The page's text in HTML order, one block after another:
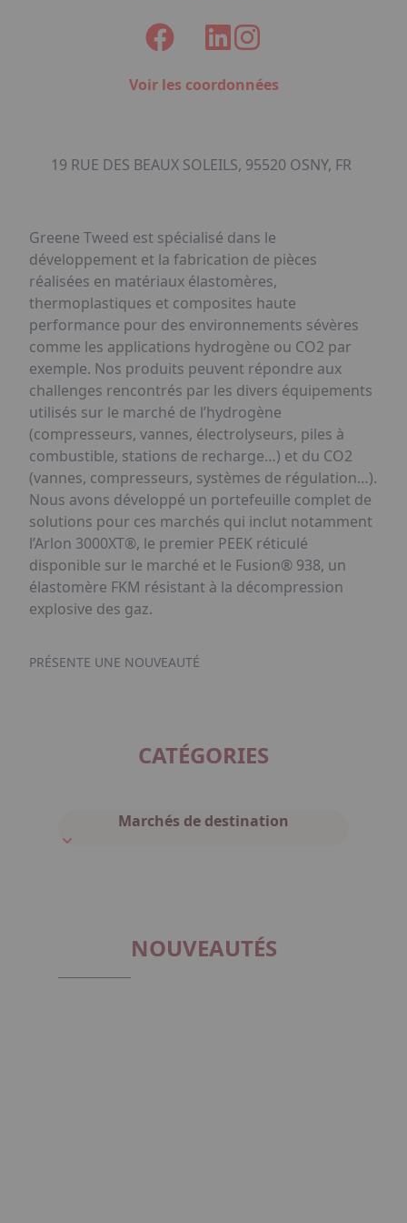
Voir les coordonnées
19 RUE DES BEAUX SOLEILS, 95520 OSNY, FR
Greene Tweed est spécialisé dans le
développement et la fabrication de pièces
réalisées en matériaux élastomères,
thermoplastiques et composites haute
performance pour des environnements sévères
comme les applications hydrogène ou CO2 par
exemple. Nos produits peuvent répondre aux
challenges rencontrés par les divers équipements
utilisés sur le marché de l’hydrogène
(compresseurs, vannes, électrolyseurs, piles à
combustible, stations de recharge…) et du CO2
(vannes, compresseurs, systèmes de régulation…).
Nous avons développé un portefeuille complet de
solutions pour ces marchés qui inclut notamment
l’Arlon 3000XT®, le premier PEEK réticulé
disponible sur le marché et le Fusion® 938, un
élastomère FKM résistant à la décompression
explosive des gaz.
PRÉSENTE UNE NOUVEAUTÉ
CATÉGORIES
Marchés de destination
NOUVEAUTÉS